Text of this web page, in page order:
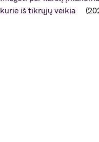
kurie iš tikrųjų veikia